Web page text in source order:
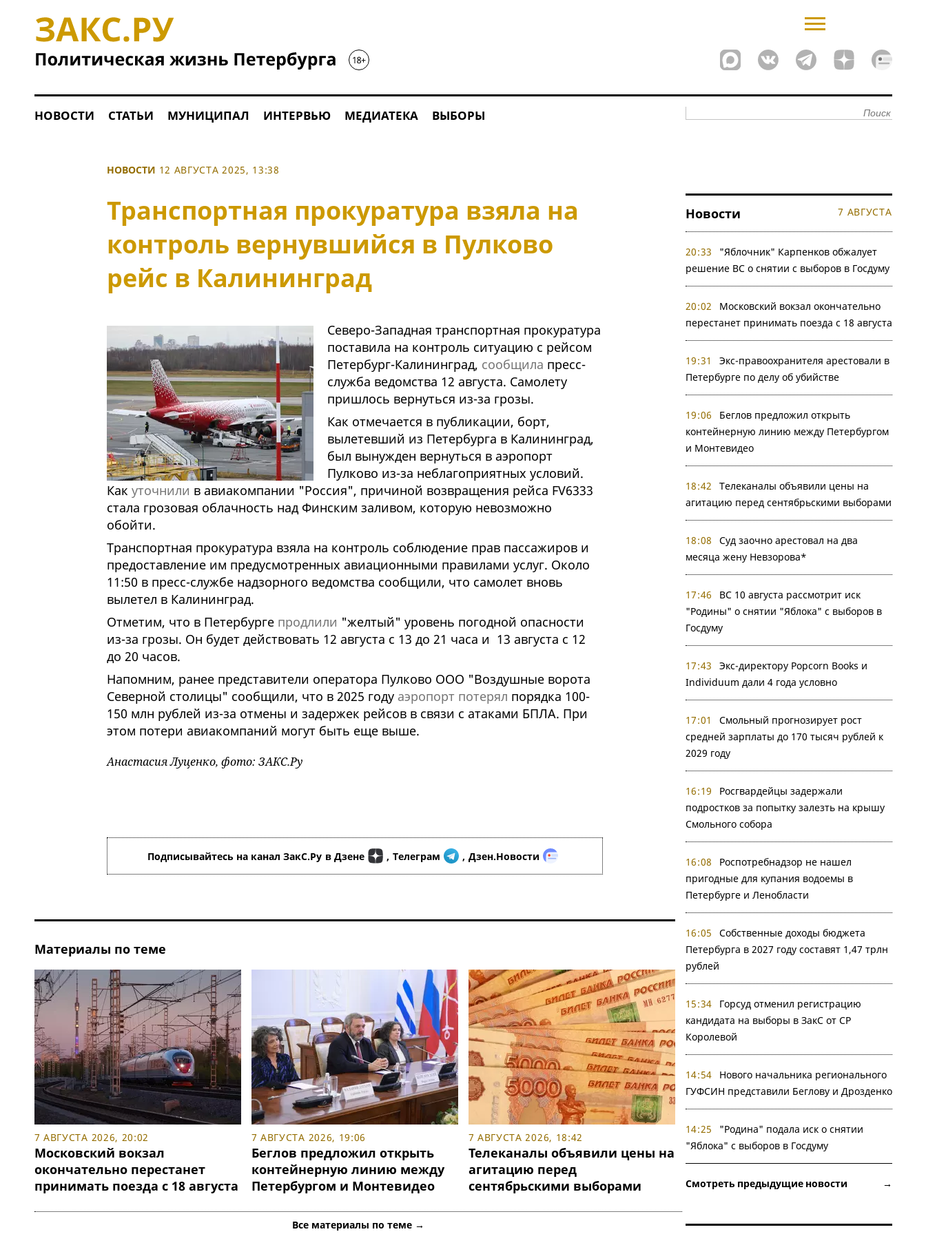
НОВОСТИ СТАТЬИ МУНИЦИПАЛ ИНТЕРВЬЮ МЕДИАТЕКА ВЫБОРЫ
НОВОСТИ 12 АВГУСТА 2025, 13:38
Транспортная прокуратура взяла на
контроль вернувшийся в Пулково
рейс в Калининград
Северо-Западная транспортная прокуратура
поставила на контроль ситуацию с рейсом
Петербург-Калининград, сообщила пресс-
служба ведомства 12 августа. Самолету
пришлось вернуться из-за грозы.
Как отмечается в публикации, борт,
вылетевший из Петербурга в Калининград,
был вынужден вернуться в аэропорт
Пулково из-за неблагоприятных условий.
Как уточнили в авиакомпании "Россия", причиной возвращения рейса FV6333
стала грозовая облачность над Финским заливом, которую невозможно
обойти.
Транспортная прокуратура взяла на контроль соблюдение прав пассажиров и
предоставление им предусмотренных авиационными правилами услуг. Около
11:50 в пресс-службе надзорного ведомства сообщили, что самолет вновь
вылетел в Калининград.
Отметим, что в Петербургепродлили "желтый" уровень погодной опасности
из-за грозы. Он будет действовать 12 августа с 13 до 21 часа и 13 августа с 12
до 20 часов.
Напомним, ранее представители оператора Пулково ООО "Воздушные ворота
Северной столицы" сообщили, что в 2025 году аэропорт потерял порядка 100-
150 млн рублей из-за отмены и задержек рейсов в связи с атаками БПЛА. При
этом потери авиакомпаний могут быть еще выше.
Анастасия Луценко, фото: ЗАКС.Ру
Подписывайтесь на канал ЗакС.Ру в Дзене , Телеграм , Дзен.Новости
Материалы по теме
7 АВГУСТА 2026, 20:02
Московский вокзал
окончательно перестанет
принимать поезда с 18 августа
7 АВГУСТА 2026, 19:06
Беглов предложил открыть
контейнерную линию между
Петербургом и Монтевидео
7 АВГУСТА 2026, 18:42
Телеканалы объявили цены на
агитацию перед
сентябрьскими выборами
Все материалы по теме →
Новости 7 АВГУСТА
20:33
"Яблочник" Карпенков обжалует
решение ВС о снятии с выборов в Госдуму
20:02
Московский вокзал окончательно
перестанет принимать поезда с 18 августа
19:31
Экс-правоохранителя арестовали в
Петербурге по делу об убийстве
19:06
Беглов предложил открыть
контейнерную линию между Петербургом
и Монтевидео
18:42
Телеканалы объявили цены на
агитацию перед сентябрьскими выборами
18:08
Суд заочно арестовал на два
месяца жену Невзорова*
17:46
ВС 10 августа рассмотрит иск
"Родины" о снятии "Яблока" с выборов в
Госдуму
17:43
Экс-директору Popcorn Books и
Individuum дали 4 года условно
17:01
Смольный прогнозирует рост
средней зарплаты до 170 тысяч рублей к
2029 году
16:19
Росгвардейцы задержали
подростков за попытку залезть на крышу
Смольного собора
16:08
Роспотребнадзор не нашел
пригодные для купания водоемы в
Петербурге и Ленобласти
16:05
Собственные доходы бюджета
Петербурга в 2027 году составят 1,47 трлн
рублей
15:34
Горсуд отменил регистрацию
кандидата на выборы в ЗакС от СР
Королевой
14:54
Нового начальника регионального
ГУФСИН представили Беглову и Дрозденко
14:25
"Родина" подала иск о снятии
"Яблока" с выборов в Госдуму
Смотреть предыдущие новости →